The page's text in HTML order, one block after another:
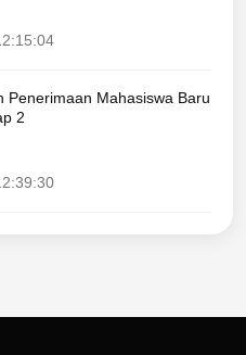
Penerimaan Mahasiswa Baru
2